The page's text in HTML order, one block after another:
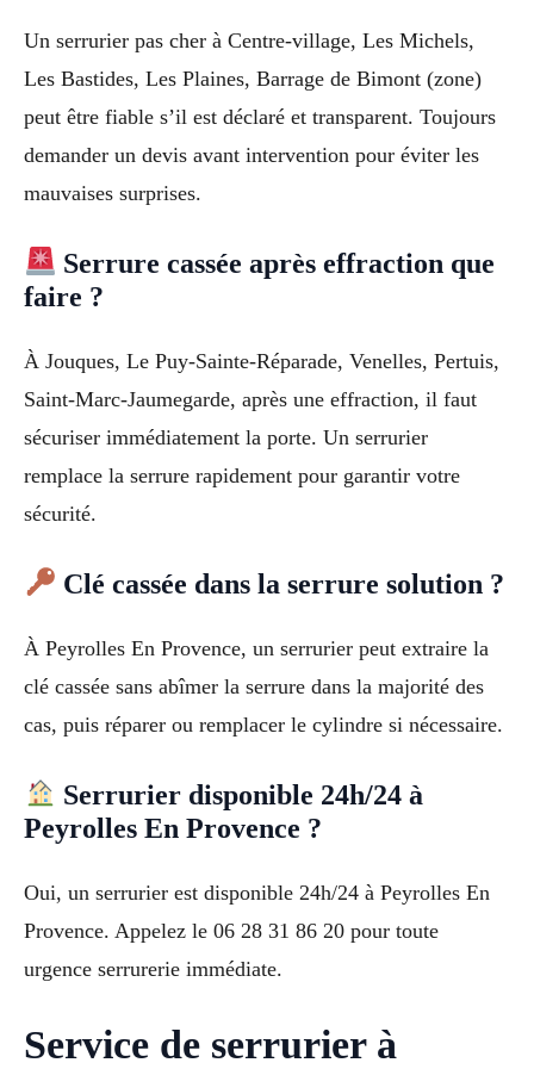
Un serrurier pas cher à Centre-village, Les Michels,
Les Bastides, Les Plaines, Barrage de Bimont (zone)
peut être fiable s’il est déclaré et transparent. Toujours
demander un devis avant intervention pour éviter les
mauvaises surprises.
Serrure cassée après effraction que
faire ?
À Jouques, Le Puy-Sainte-Réparade, Venelles, Pertuis,
Saint-Marc-Jaumegarde, après une effraction, il faut
sécuriser immédiatement la porte. Un serrurier
remplace la serrure rapidement pour garantir votre
sécurité.
Clé cassée dans la serrure solution ?
À Peyrolles En Provence, un serrurier peut extraire la
clé cassée sans abîmer la serrure dans la majorité des
cas, puis réparer ou remplacer le cylindre si nécessaire.
Serrurier disponible 24h/24 à
Peyrolles En Provence ?
Oui, un serrurier est disponible 24h/24 à Peyrolles En
Provence. Appelez le 06 28 31 86 20 pour toute
urgence serrurerie immédiate.
Service de serrurier à